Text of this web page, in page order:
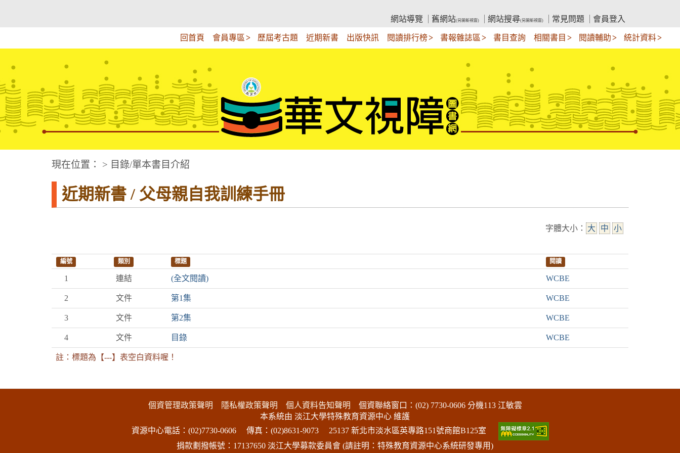
內
網站導覽
舊網站(另開新視窗) 網站搜尋(另開新視窗) 常見問題 會員登入
回首頁 會員專區 歷屆考古題 近期新書 出版快訊 閱讀排行榜 書報雜誌區 書目查詢 相關書目 閱讀輔助 統計資料
華文視障電子圖書網
現在位置： > 目錄/單本書目介紹
近期新書 / 父母親自我訓練手冊
字體大小： 大 中 小
編號 類別 標題 閱讀
1 連結 (全文閱讀) WCBE
2 文件 第1集 WCBE
3 文件 第2集 WCBE
4 文件 目錄 WCBE
註：標題為【---】表空白資料喔！
個資管理政策聲明 隱私權政策聲明 個人資料告知聲明 個資聯絡窗口：(02) 7730-0606 分機113 江敏雲
本系統由 淡江大學特殊教育資源中心 維護
資源中心電話：(02)7730-0606
傳真：(02)8631-9073
25137 新北市淡水區英專路151號商館B125室
捐款劃撥帳號：17137650 淡江大學募款委員會 (請註明：特殊教育資源中心系統研發專用)